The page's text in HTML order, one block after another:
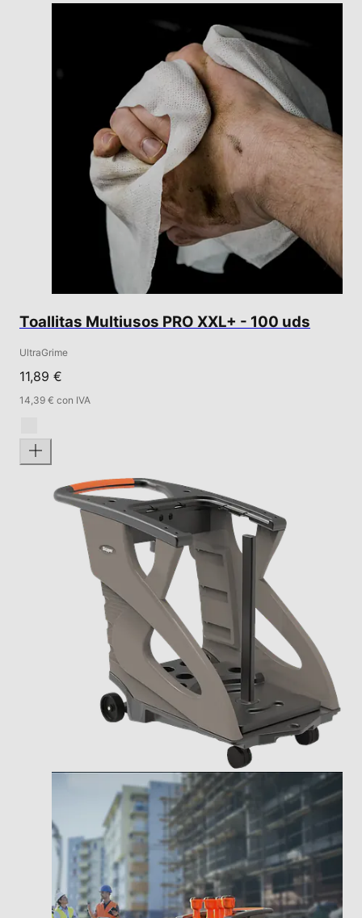
Toallitas Multiusos PRO XXL+ - 100 uds
UltraGrime
11,89 €
14,39 € con IVA